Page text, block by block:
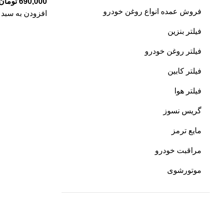
فروش عمده انواع روغن خودرو
فیلتر بنزین
فیلتر روغن خودرو
فیلتر کابین
فیلتر هوا
گریس نسوز
مایع ترمز
مراقبت خودرو
موتورشوی
افزودن به